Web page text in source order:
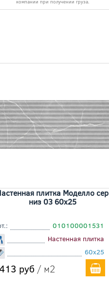
компании при получении груза.
плитка Моделло сер
низ 03 60x25
010100001531
Настенная плитка
60x25
руб / м2